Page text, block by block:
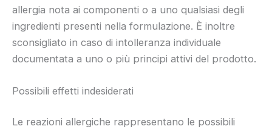
allergia nota ai componenti o a uno qualsiasi degli
ingredienti presenti nella formulazione. È inoltre
sconsigliato in caso di intolleranza individuale
documentata a uno o più principi attivi del prodotto.
Possibili effetti indesiderati
Le reazioni allergiche rappresentano le possibili